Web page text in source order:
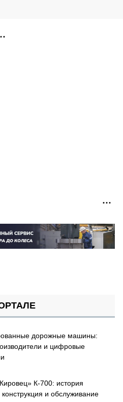
дорожные машины:
и цифровые
К-700: история
и обслуживание